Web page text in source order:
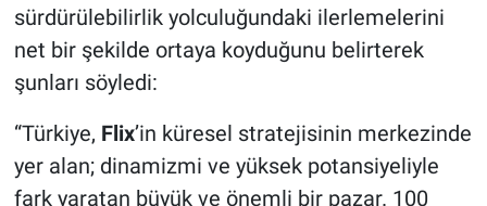
sürdürülebilirlik yolculuğundaki ilerlemelerini
net bir şekilde ortaya koyduğunu belirterek
şunları söyledi:
“Türkiye, Flix’in küresel stratejisinin merkezinde
yer alan; dinamizmi ve yüksek potansiyeliyle
fark yaratan büyük ve önemli bir pazar. 100